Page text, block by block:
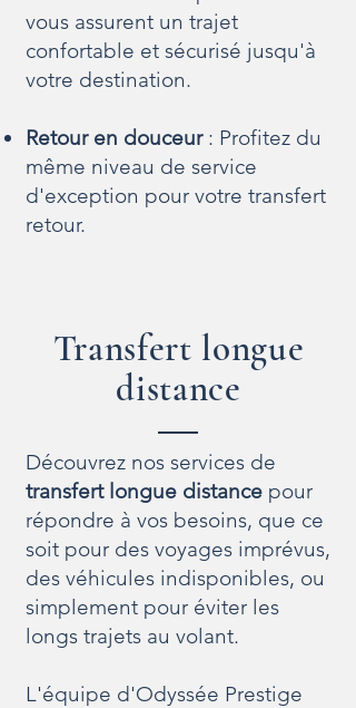
vous assurent un trajet
confortable et sécurisé jusqu'à
votre destination.
Retour en douceur: Profitez du
même niveau de service
d'exception pour votre transfert
retour.
Transfert longue
distance
Découvrez nos services de
transfert longue distance pour
répondre à vos besoins, que ce
soit pour des voyages imprévus,
des véhicules indisponibles, ou
simplement pour éviter les
longs trajets au volant.
L'équipe d'Odyssée Prestige